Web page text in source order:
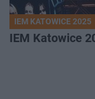
IEM KATOWICE 2025
IEM Katowice